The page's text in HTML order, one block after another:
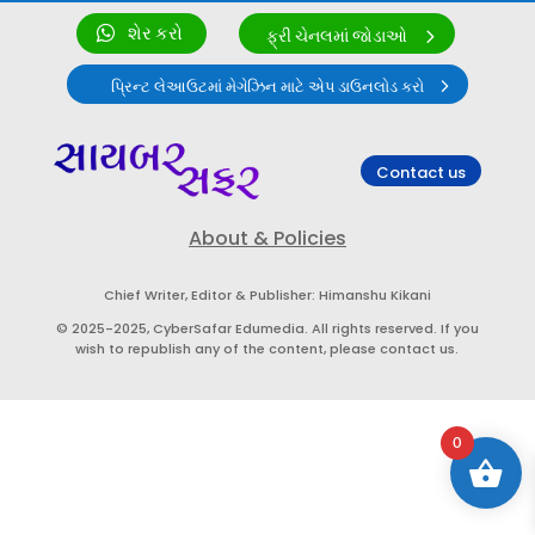
શેર કરો ફ્રી ચેનલમાં જોડાઓ
પ્રિન્ટ લેઆઉટમાં મેગેઝિન માટે એપ ડાઉનલોડ કરો
Contact us
About & Policies
Chief Writer, Editor & Publisher: Himanshu Kikani
© 2025-2025, CyberSafar Edumedia. All rights reserved. If you
wish to republish any of the content, please contact us.
0